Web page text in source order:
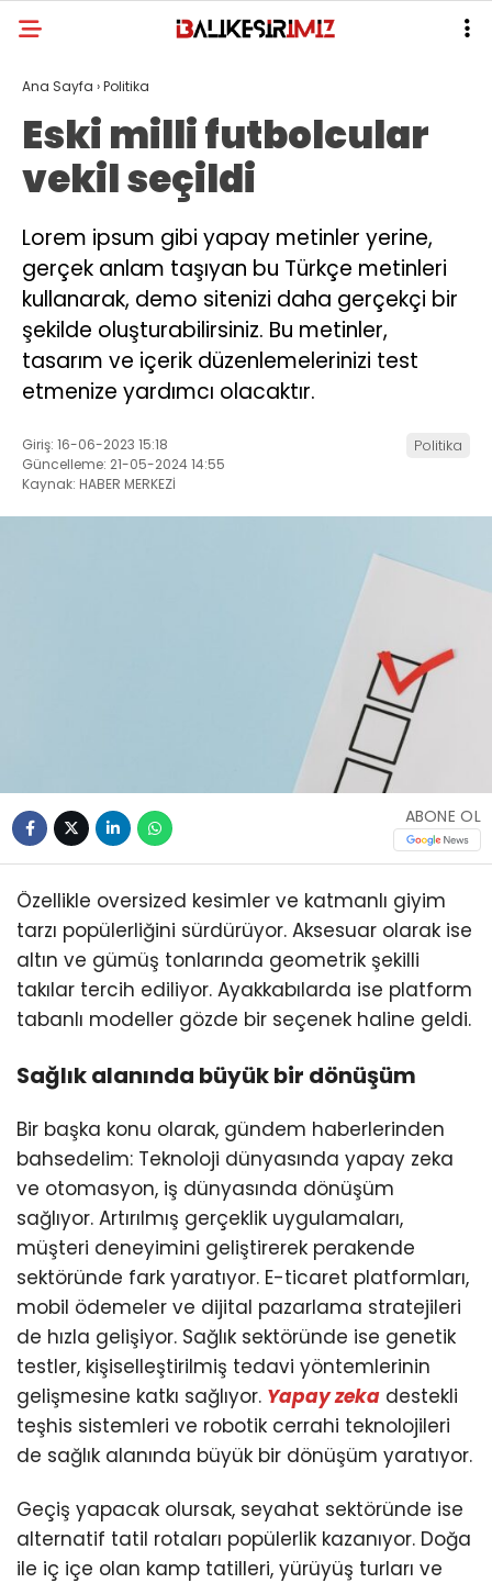
Ana Sayfa ›Politika
Eski milli futbolcular
vekil seçildi
Lorem ipsum gibi yapay metinler yerine,
gerçek anlam taşıyan bu Türkçe metinleri
kullanarak, demo sitenizi daha gerçekçi bir
şekilde oluşturabilirsiniz. Bu metinler,
tasarım ve içerik düzenlemelerinizi test
etmenize yardımcı olacaktır.
Giriş: 16-06-2023 15:18
Güncelleme: 21-05-2024 14:55
Kaynak: HABER MERKEZİ
Politika
ABONE OL
Özellikle oversized kesimler ve katmanlı giyim
tarzı popülerliğini sürdürüyor. Aksesuar olarak ise
altın ve gümüş tonlarında geometrik şekilli
takılar tercih ediliyor. Ayakkabılarda ise platform
tabanlı modeller gözde bir seçenek haline geldi.
Sağlık alanında büyük bir dönüşüm
Bir başka konu olarak, gündem haberlerinden
bahsedelim: Teknoloji dünyasında yapay zeka
ve otomasyon, iş dünyasında dönüşüm
sağlıyor. Artırılmış gerçeklik uygulamaları,
müşteri deneyimini geliştirerek perakende
sektöründe fark yaratıyor. E-ticaret platformları,
mobil ödemeler ve dijital pazarlama stratejileri
de hızla gelişiyor. Sağlık sektöründe ise genetik
testler, kişiselleştirilmiş tedavi yöntemlerinin
gelişmesine katkı sağlıyor. Yapay zeka destekli
teşhis sistemleri ve robotik cerrahi teknolojileri
de sağlık alanında büyük bir dönüşüm yaratıyor.
Geçiş yapacak olursak, seyahat sektöründe ise
alternatif tatil rotaları popülerlik kazanıyor. Doğa
ile iç içe olan kamp tatilleri, yürüyüş turları ve